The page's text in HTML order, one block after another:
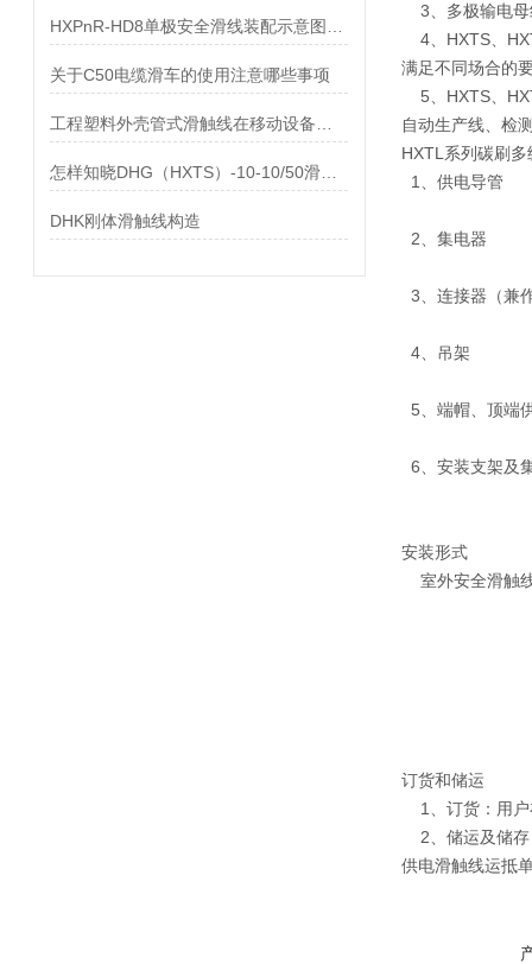
关于C50电缆滑车的使用注意哪些事项
DHK刚体滑触线构造
3、多极输电母
4、HXTS、
满足不同场合的
5、HXTS、
自动生产线、检
HXTL系列碳刷
1、供电导管
2、集电器
3、连接器（兼
4、吊架
5、端帽、顶端
6、安装支架及
安装形式
室外安全滑触
订货和储运
1、订货：用户
2、储运及储存
供电滑触线运抵